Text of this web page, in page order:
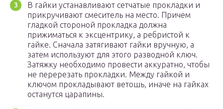
В гайки устанавливают сетчатые прокладки и
прикручивают смеситель на место. Причем
гладкой стороной прокладка должна
прижиматься к эксцентрику, а ребристой к
гайке. Сначала затягивают гайки вручную, а
затем используют для этого разводной ключ.
Затяжку необходимо провести аккуратно, чтобы
не перерезать прокладки. Между гайкой и
ключом прокладывают ветошь, иначе на гайках
останутся царапины.